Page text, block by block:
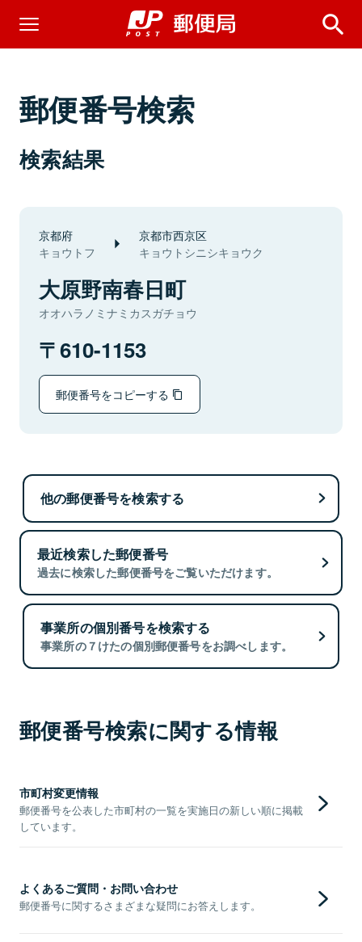
郵便番号検索
検索結果
京都府
キョウトフ
京都市西京区
キョウトシニシキョウク
大原野南春日町
オオハラノミナミカスガチョウ
610-1153
郵便番号をコピーする
他の郵便番号を検索する
最近検索した郵便番号
過去に検索した郵便番号をご覧いただけます。
事業所の個別番号を検索する
事業所の７けたの個別郵便番号をお調べします。
郵便番号検索に関する情報
市町村変更情報
郵便番号を公表した市町村の一覧を実施日の新しい順に掲載
しています。
よくあるご質問・お問い合わせ
郵便番号に関するさまざまな疑問にお答えします。